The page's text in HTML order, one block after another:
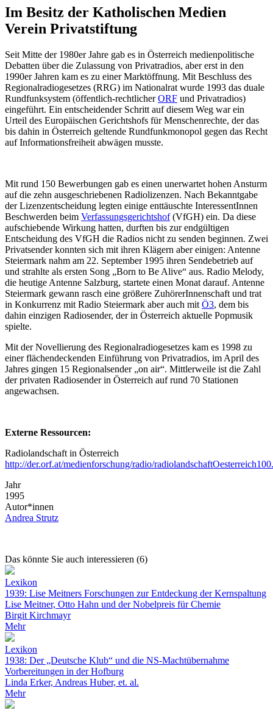
Im Besitz der Katholischen Medien
Verein Privatstiftung
Seit Mitte der 1980er Jahre gab es in Österreich medienpolitische
Debatten über die Zulassung von Privatradios, aber erst in den
1990er Jahren kam es zu einer Marktöffnung. Mit Beschluss des
Regionalradiogesetzes (RRG) im Nationalrat wurde 1993 das duale
Rundfunksystem (öffentlich-rechtlicherORF und Privatradios)
eingeführt. Ein entscheidender Schritt auf diesem Weg war ein
Urteil des Europäischen Gerichtshofs für Menschenrechte, der das
bis dahin in Österreich geltende Rundfunkmonopol gegen das Recht
auf Informationsfreiheit abwägen musste.
Mit rund 150 Bewerbungen gab es einen unerwartet hohen Ansturm
auf die zehn ausgeschriebenen Radiolizenzen. Nach Bekanntgabe
der Lizenzentscheidung legten einige enttäuschte InteressentInnen
Beschwerden beim Verfassungsgerichtshof(VfGH) ein. Da diese
aufschiebende Wirkung hatten, durften bis zur endgültigen
Entscheidung des VfGH die Radios nicht zu senden beginnen. Zwei
Privatsender konnten sich mit ihren Klägern aber einigen: Antenne
Steiermark nahm am 22. September 1995 ihren Sendebetrieb auf
und strahlte als ersten Song „Born to Be Alive“ aus. Radio Melody,
die heutige Antenne Salzburg, startete einen Monat darauf. Antenne
Steiermark gewann rasch eine größere ZuhörerInnenschaft und trat
in Konkurrenz mit Radio Steiermark aber auch mit Ö3, dem bis
dahin einzigen Radiosender, der in Österreich aktuelle Popmusik
spielte.
Mit der Novellierung des Regionalradiogesetzes kam es 1998 zu
einer flächendeckenden Einführung von Privatradios, im April des
Jahres gingen 15 Regionalsender „on air“. Mittlerweile ist die Zahl
der privaten Radiosender in Österreich auf rund 70 Stationen
angewachsen.
Externe Ressourcen:
Radiolandschaft in Österreich
http://der.orf.at/medienforschung/radio/
Jahr
1995
Autor*innen
Andrea Strutz
Das könnte Sie auch interessieren (6)
Lexikon
1939: Lise Meitners Forschungen zur Entdeckung der Kernspaltung
Lise Meitner, Otto Hahn und der Nobelpreis für Chemie
Birgit Kirchmayr
Mehr
Lexikon
1938: Der „Deutsche Klub“ und die NS-Machtübernahme
Vorbereitungen in der Hofburg
Linda Erker, Andreas Huber, et. al.
Mehr